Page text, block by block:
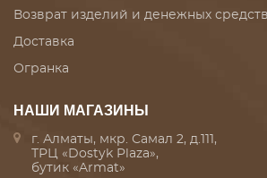
Возврат изделий и денежных средств
Доставка
Огранка
НАШИ МАГАЗИНЫ
г. Алматы, мкр. Самал 2, д.111,
ТРЦ «Dostyk Plaza»,
бутик «Armat»